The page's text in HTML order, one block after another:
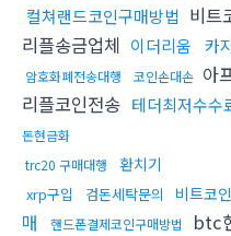
컬쳐랜드코인구매방법 비트
리플송금업체 이더리움 카
암호화폐전송대행 코인손대손 아
리플코인전송 테더최저수수
돈현금화
trc20 구매대행
환치기
xrp구입 검돈세탁문의 비트코
매
핸드폰결제코인구매방법 btc